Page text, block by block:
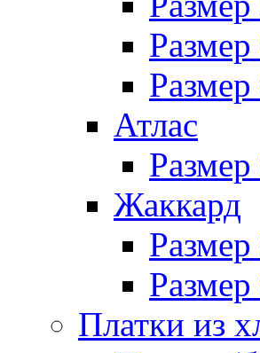
Атлас
Жаккард
Платки из